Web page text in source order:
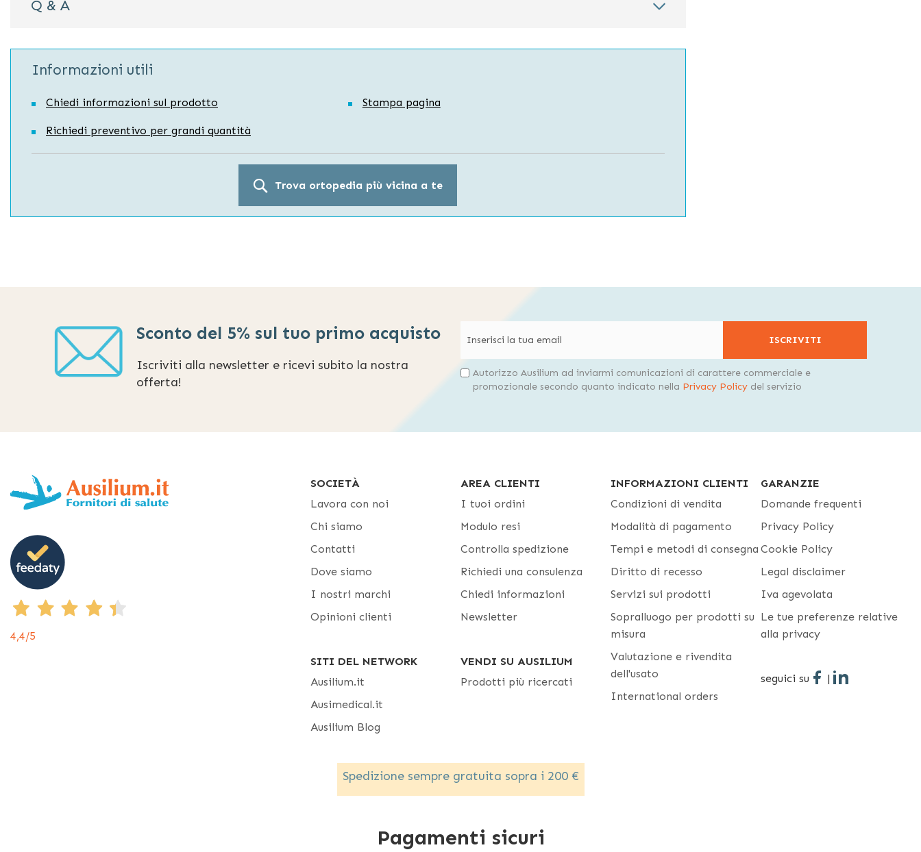
Q & A
Informazioni utili
Chiedi informazioni sul prodotto Stampa pagina
Richiedi preventivo per grandi quantità
Trova ortopedia più vicina a te
Sconto del 5% sul tuo primo acquisto
Iscriviti alla newsletter e ricevi subito la nostra
offerta!
ISCRIVITI
Autorizzo Ausilium ad inviarmi comunicazioni di carattere commerciale e
promozionale secondo quanto indicato nella Privacy Policy del servizio
4,4/5
SOCIETÀ
Lavora con noi
Chi siamo
Contatti
Dove siamo
I nostri marchi
Opinioni clienti
SITI DEL NETWORK
Ausilium.it
Ausimedical.it
Ausilium Blog
AREA CLIENTI
I tuoi ordini
Modulo resi
Controlla spedizione
Richiedi una consulenza
Chiedi informazioni
Newsletter
VENDI SU AUSILIUM
Prodotti più ricercati
INFORMAZIONI CLIENTI
Condizioni di vendita
Modalità di pagamento
Tempi e metodi di consegna
Diritto di recesso
Servizi sui prodotti
Sopralluogo per prodotti su
misura
Valutazione e rivendita
dell'usato
International orders
GARANZIE
Domande frequenti
Privacy Policy
Cookie Policy
Legal disclaimer
Iva agevolata
Le tue preferenze relative
alla privacy
seguici su |
Spedizione sempre gratuita sopra i 200 €
Pagamenti sicuri